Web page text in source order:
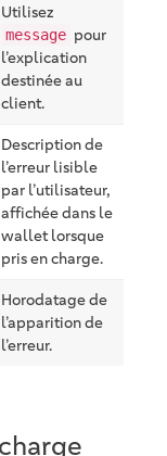
Utilisez
message pour
l’explication
destinée au
client.
Description de
l’erreur lisible
par l’utilisateur,
affichée dans le
wallet lorsque
pris en charge.
Horodatage de
l’apparition de
l’erreur.